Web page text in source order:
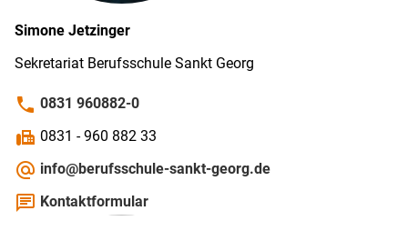
Simone Jetzinger
Sekretariat Berufs­schule Sankt Georg
phone 0831 960882-0
fax 0831 - 960 882 33
alternate_email info@berufsschule-sankt-georg.de
chat Kontaktformular